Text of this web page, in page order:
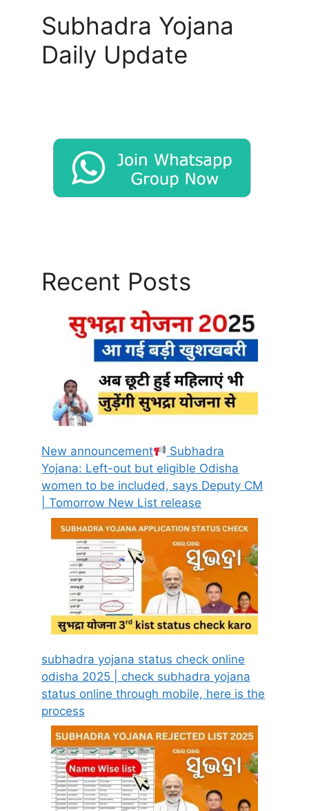
Subhadra Yojana
Daily Update
Recent Posts
New announcement
Subhadra
Yojana: Left-out but eligible Odisha
women to be included, says Deputy CM
| Tomorrow New List release
subhadra yojana status check online
odisha 2025 | check subhadra yojana
status online through mobile, here is the
process